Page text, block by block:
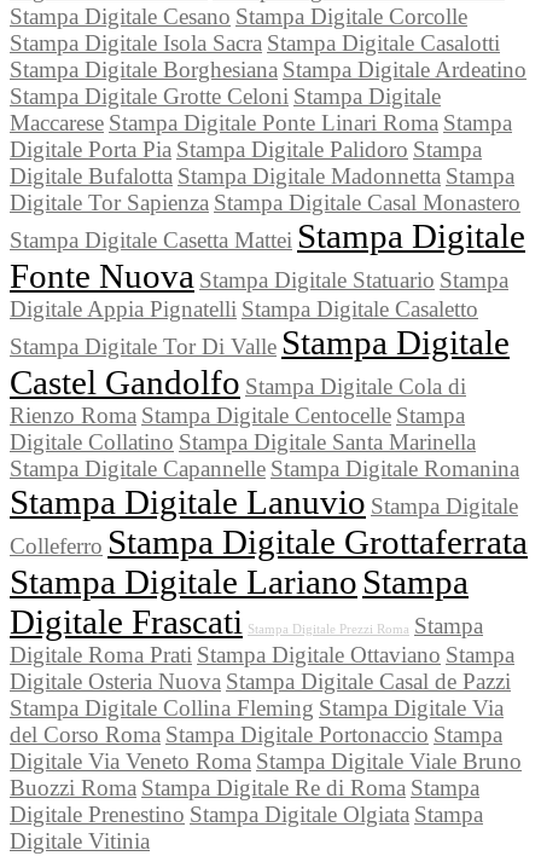
Stampa Digitale Cesano Stampa Digitale Corcolle
Stampa Digitale Isola Sacra Stampa Digitale Casalotti
Stampa Digitale Borghesiana Stampa Digitale Ardeatino
Stampa Digitale Grotte Celoni Stampa Digitale
Maccarese Stampa Digitale Ponte Linari Roma Stampa
Digitale Porta Pia Stampa Digitale Palidoro Stampa
Digitale Bufalotta Stampa Digitale Madonnetta Stampa
Digitale Tor Sapienza Stampa Digitale Casal Monastero
Stampa Digitale Casetta Mattei Stampa Digitale
Fonte Nuova Stampa Digitale Statuario Stampa
Digitale Appia Pignatelli Stampa Digitale Casaletto
Stampa Digitale Tor Di Valle Stampa Digitale
Castel Gandolfo Stampa Digitale Cola di
Rienzo Roma Stampa Digitale Centocelle Stampa
Digitale Collatino Stampa Digitale Santa Marinella
Stampa Digitale Capannelle Stampa Digitale Romanina
Stampa Digitale Lanuvio Stampa Digitale
Colleferro Stampa Digitale Grottaferrata
Stampa Digitale Lariano Stampa
Digitale Frascati
Stampa Digitale Prezzi Roma Stampa
Digitale Roma Prati Stampa Digitale Ottaviano Stampa
Digitale Osteria Nuova Stampa Digitale Casal de Pazzi
Stampa Digitale Collina Fleming Stampa Digitale Via
del Corso Roma Stampa Digitale Portonaccio Stampa
Digitale Via Veneto Roma Stampa Digitale Viale Bruno
Buozzi Roma Stampa Digitale Re di Roma Stampa
Digitale Prenestino Stampa Digitale Olgiata Stampa
Digitale Vitinia